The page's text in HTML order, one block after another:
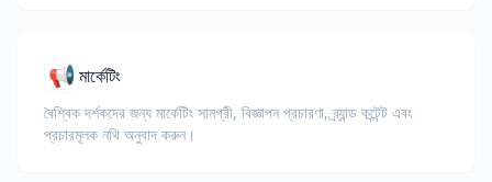
📢মার্কেটিং
বৈশ্বিক দর্শকদের জন্য মার্কেটিং সামগ্রী, বিজ্ঞাপন প্রচারণা, ব্র্যান্ড কন্টেন্ট এবং
প্রচারমূলক নথি অনুবাদ করুন।